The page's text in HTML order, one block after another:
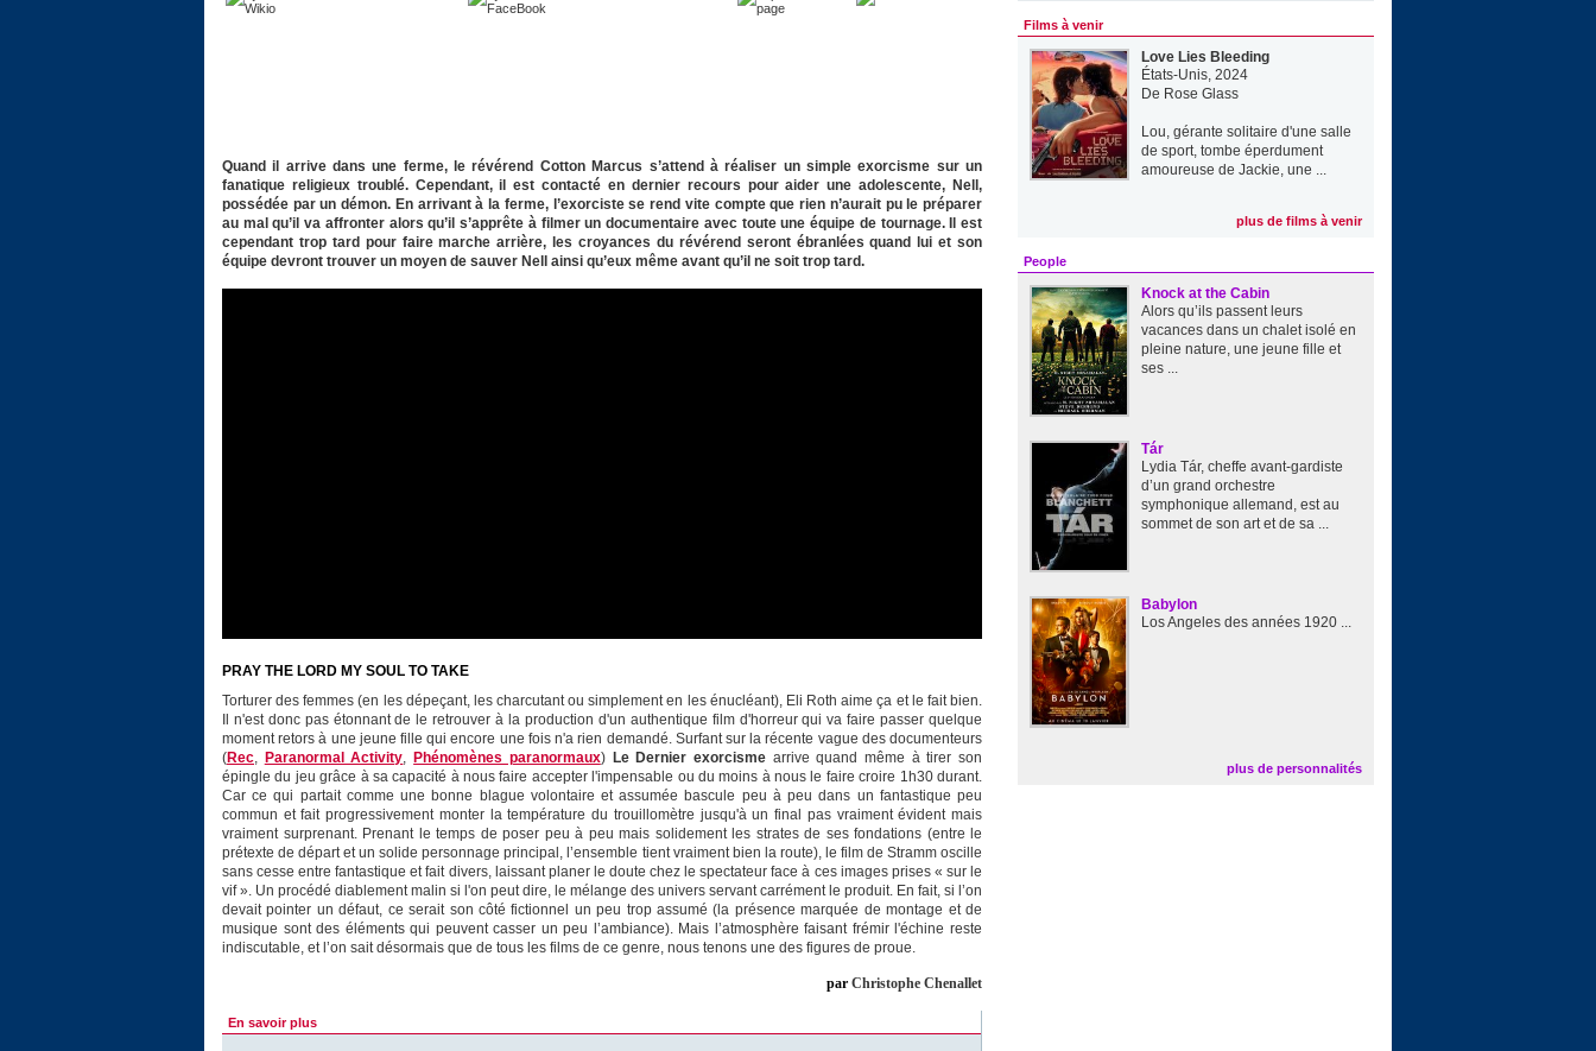
Quand il arrive dans une ferme, le révérend Cotton Marcus s’attend à réaliser un simple exorcisme sur un
fanatique religieux troublé. Cependant, il est contacté en dernier recours pour aider une adolescente, Nell,
possédée par un démon. En arrivant à la ferme, l’exorciste se rend vite compte que rien n’aurait pu le préparer
au mal qu’il va affronter alors qu’il s’apprête à filmer un documentaire avec toute une équipe de tournage. Il est
cependant trop tard pour faire marche arrière, les croyances du révérend seront ébranlées quand lui et son
équipe devront trouver un moyen de sauver Nell ainsi qu’eux même avant qu’il ne soit trop tard.
PRAY THE LORD MY SOUL TO TAKE
Torturer des femmes (en les dépeçant, les charcutant ou simplement en les énucléant), Eli Roth aime ça et le fait bien.
Il n'est donc pas étonnant de le retrouver à la production d'un authentique film d'horreur qui va faire passer quelque
moment retors à une jeune fille qui encore une fois n'a rien demandé. Surfant sur la récente vague des documenteurs
(Rec, Paranormal Activity, Phénomènes paranormaux) Le Dernier exorcismearrive quand même à tirer son
épingle du jeu grâce à sa capacité à nous faire accepter l'impensable ou du moins à nous le faire croire 1h30 durant.
Car ce qui partait comme une bonne blague volontaire et assumée bascule peu à peu dans un fantastique peu
commun et fait progressivement monter la température du trouillomètre jusqu'à un final pas vraiment évident mais
vraiment surprenant. Prenant le temps de poser peu à peu mais solidement les strates de ses fondations (entre le
prétexte de départ et un solide personnage principal, l’ensemble tient vraiment bien la route), le film de Stramm oscille
sans cesse entre fantastique et fait divers, laissant planer le doute chez le spectateur face à ces images prises « sur le
vif ». Un procédé diablement malin si l'on peut dire, le mélange des univers servant carrément le produit. En fait, si l’on
devait pointer un défaut, ce serait son côté fictionnel un peu trop assumé (la présence marquée de montage et de
musique sont des éléments qui peuvent casser un peu l’ambiance). Mais l’atmosphère faisant frémir l'échine reste
indiscutable, et l’on sait désormais que de tous les films de ce genre, nous tenons une des figures de proue.
par Christophe Chenallet
En savoir plus
Films à venir
Love Lies Bleeding
États-Unis, 2024
De Rose Glass
Lou, gérante solitaire d'une salle
de sport, tombe éperdument
amoureuse de Jackie, une ...
plus de films à venir
People
Knock at the Cabin
Alors qu’ils passent leurs
vacances dans un chalet isolé en
pleine nature, une jeune fille et
ses ...
Tár
Lydia Tár, cheffe avant-gardiste
d’un grand orchestre
symphonique allemand, est au
sommet de son art et de sa ...
Babylon
Los Angeles des années 1920 ...
plus de personnalités